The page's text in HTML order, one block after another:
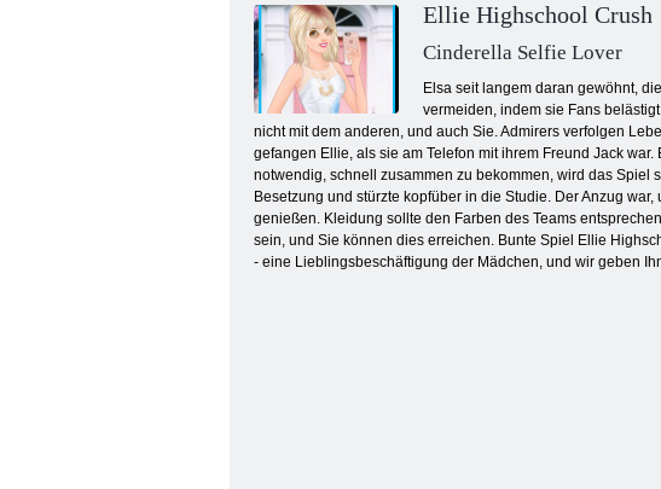
Fabulous Angela's Fashion Fieber
Prinzessin
Ellie Highschool Crush
Cinderella Selfie Lover
Elsa seit langem daran gewöhnt,
vermeiden, indem sie Fans
nicht mit dem anderen, und auch Sie. Admirers verfolgen
gefangen Ellie, als sie am Telefon mit ihrem Freund Jack
notwendig, schnell zusammen zu bekommen, wird das Spiel
Besetzung und stürzte kopfüber in die Studie. Der Anzug
genießen. Kleidung sollte den Farben des Teams
sein, und Sie können dies erreichen. Bunte Spiel Ellie
- eine Lieblingsbeschäftigung der Mädchen, und wir geben